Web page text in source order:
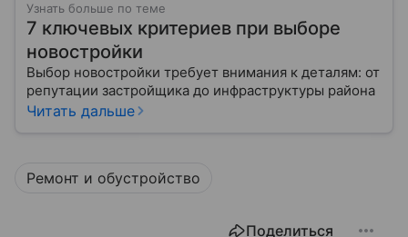
Узнать больше по теме
7 ключевых критериев при выборе
новостройки
Выбор новостройки требует внимания к деталям: от
репутации застройщика до инфраструктуры района
Читать дальше
Ремонт и обустройство
Поделиться